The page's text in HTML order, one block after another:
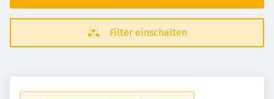
Filter einschalten